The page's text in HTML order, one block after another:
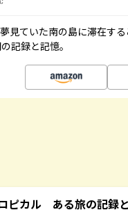
見ていた南の島に滞在す
記録と記憶。
ピカル ある旅の記録